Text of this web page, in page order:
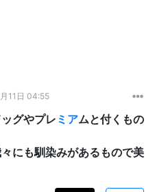
11日 04:55
グやプレ ミアムと付くもの
にも馴染みがあるもので美